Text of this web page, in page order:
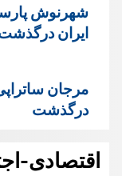
شهرنوش
ایران
مرجان
درگذشت
اقتصادی-